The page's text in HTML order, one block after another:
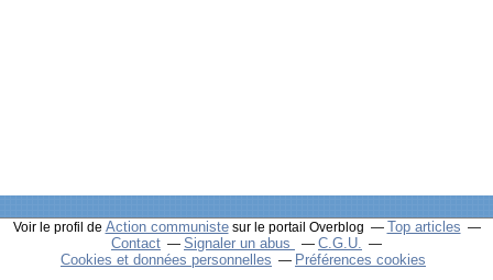
Voir le profil de Action communistesur le portail Overblog
Top articles
Contact
Signaler un abus
C.G.U.
Cookies et données personnelles
Préférences cookies